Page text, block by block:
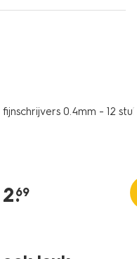
fijnschrijvers 0.4mm - 12
2.
69